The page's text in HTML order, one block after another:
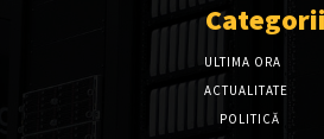
Categorii
ULTIMA ORA
ACTUALITATE
POLITICĂ